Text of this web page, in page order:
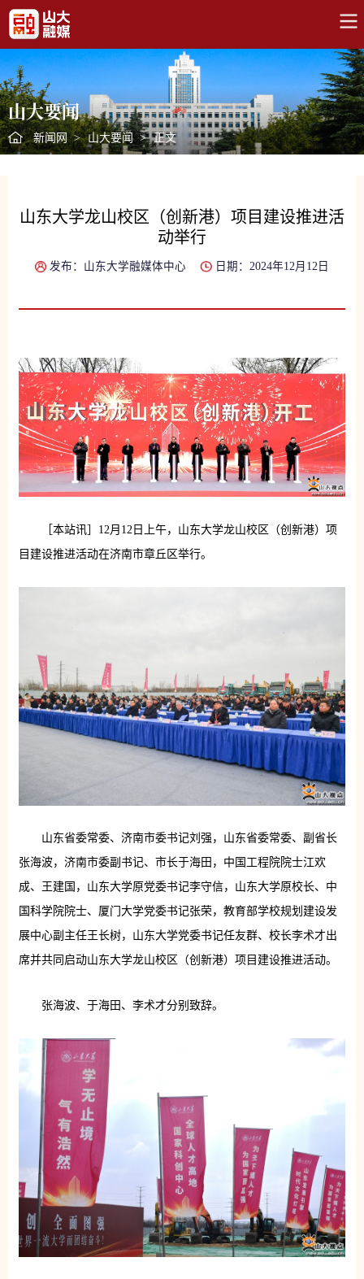
山大要闻
新闻网 > 山大要闻 > 正文
山东大学龙山校区（创新港）项目建设推进活
动举行
发布：山东大学融媒体中心 日期：2024年12月12日
［本站讯］12月12日上午，山东大学龙山校区（创新港）项
目建设推进活动在济南市章丘区举行。
山东省委常委、济南市委书记刘强，山东省委常委、副省长
张海波，济南市委副书记、市长于海田，中国工程院院士江欢
成、王建国，山东大学原党委书记李守信，山东大学原校长、中
国科学院院士、厦门大学党委书记张荣，教育部学校规划建设发
展中心副主任王长树，山东大学党委书记任友群、校长李术才出
席并共同启动山东大学龙山校区（创新港）项目建设推进活动。
张海波、于海田、李术才分别致辞。